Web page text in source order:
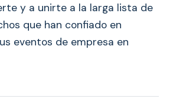
y a unirte a la larga lista de
que han confiado en
eventos de empresa en